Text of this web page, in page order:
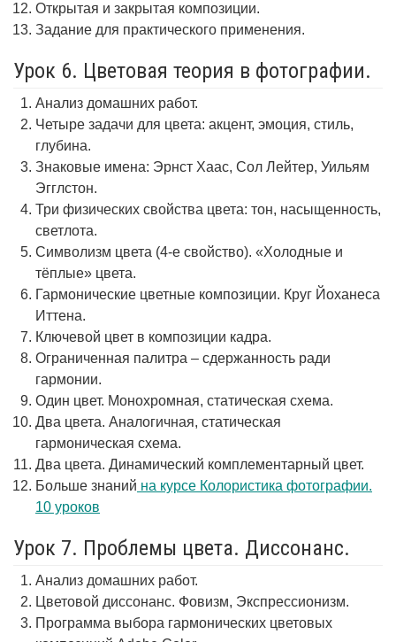
Открытая и закрытая композиции.
Задание для практического применения.
Урок 6. Цветовая теория в фотографии.
Анализ домашних работ.
Четыре задачи для цвета: акцент, эмоция, стиль,
глубина.
Знаковые имена: Эрнст Хаас, Сол Лейтер, Уильям
Эгглстон.
Три физических свойства цвета: тон, насыщенность,
светлота.
Символизм цвета (4-е свойство). «Холодные и
тёплые» цвета.
Гармонические цветные композиции. Круг Йоханеса
Иттена.
Ключевой цвет в композиции кадра.
Ограниченная палитра – сдержанность ради
гармонии.
Один цвет. Монохромная, статическая схема.
Два цвета. Аналогичная, статическая
гармоническая схема.
Два цвета. Динамический комплементарный цвет.
Больше знаний на курсе Колористика фотографии.
10 уроков
Урок 7. Проблемы цвета. Диссонанс.
Анализ домашних работ.
Цветовой диссонанс. Фовизм, Экспрессионизм.
Программа выбора гармонических цветовых